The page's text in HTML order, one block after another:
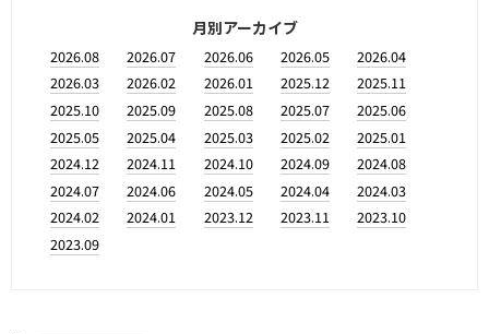
月別アーカイブ
2026.08 2026.07 2026.06 2026.05
2026.04
2026.03
2026.02 2026.01 2025.12
2025.11
2025.10
2025.09 2025.08 2025.07
2025.06
2025.05
2025.04 2025.03 2025.02
2025.01
2024.12
2024.11 2024.10 2024.09
2024.08
2024.07
2024.06 2024.05 2024.04
2024.03
2024.02
2024.01 2023.12 2023.11
2023.10
2023.09